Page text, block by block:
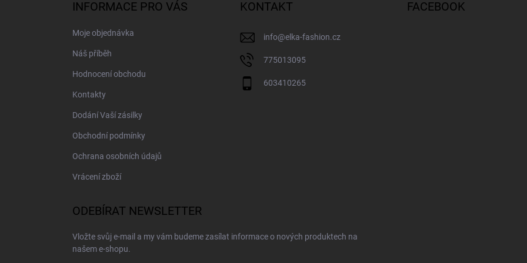
INFORMACE PRO VÁS
Moje objednávka
Náš příběh
Hodnocení obchodu
Kontakty
Dodání Vaší zásilky
Obchodní podmínky
Ochrana osobních údajů
Vrácení zboží
KONTAKT
info@elka-fashion.cz
775013095
603410265
FACEBOOK
ODEBÍRAT NEWSLETTER
Vložte svůj e-mail a my vám budeme zasílat informace o nových produktech na
našem e-shopu.